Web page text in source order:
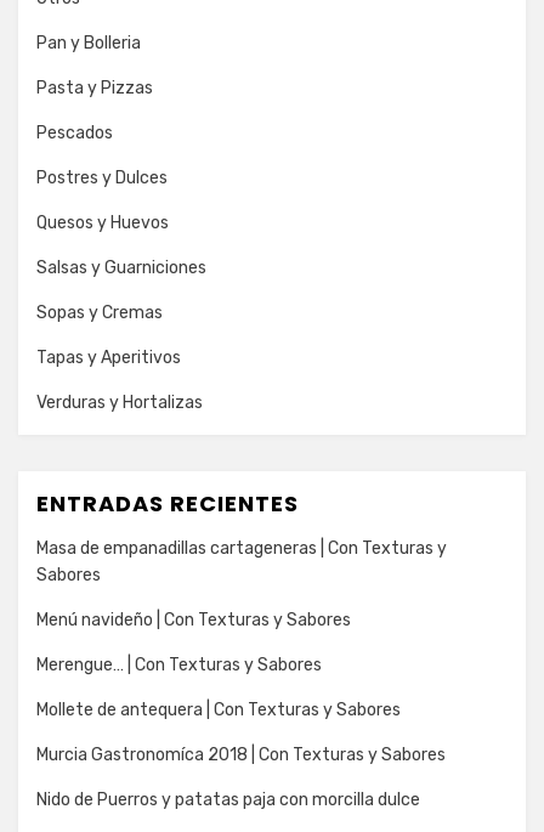
Pan y Bolleria
Pasta y Pizzas
Pescados
Postres y Dulces
Quesos y Huevos
Salsas y Guarniciones
Sopas y Cremas
Tapas y Aperitivos
Verduras y Hortalizas
ENTRADAS RECIENTES
Masa de empanadillas cartageneras | Con Texturas y
Sabores
Menú navideño | Con Texturas y Sabores
Merengue… | Con Texturas y Sabores
Mollete de antequera | Con Texturas y Sabores
Murcia Gastronomíca 2018 | Con Texturas y Sabores
Nido de Puerros y patatas paja con morcilla dulce